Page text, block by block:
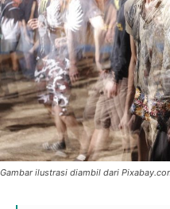
Gambar ilustrasi diambil dari